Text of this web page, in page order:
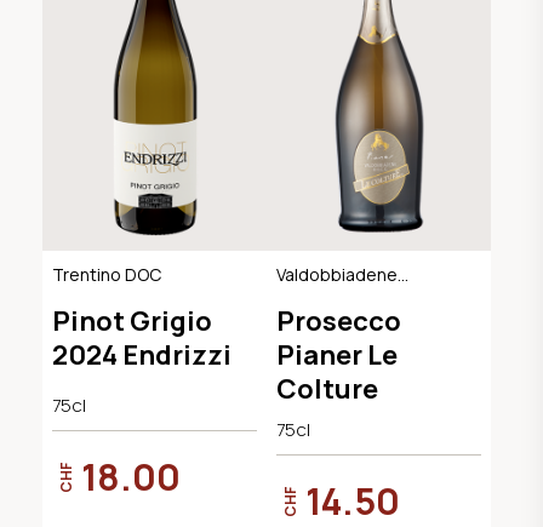
Trentino DOC
Pinot Grigio
2024 Endrizzi
75cl
CHF 18.00
Valdobbiadene
Prosecco
Pianer Le
Colture
75cl
CHF 14.50